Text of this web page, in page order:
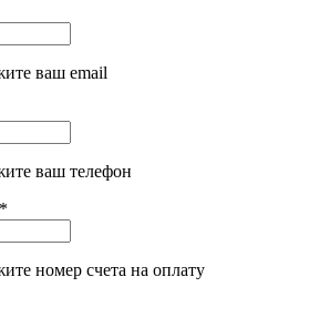
ваш email
ваш телефон
номер счета на оплату